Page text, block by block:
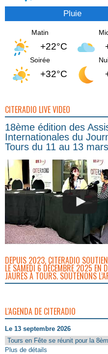
Pluie
Matin
+22°C
Soirée
+32°C
CITERADIO LIVE VIDEO
18ème édition des
Internationales du
Tours du 11 au 13
DEPUIS 2023, CITERADIO
LE SAMEDI 6 DÉCEMBRE 2025 EN
JAURÈS À TOURS. SOUTENONS
L'AGENDA DE CITERADIO
Le 13 septembre 2026
Tours en Fête se réunit pour la
Plus de détails